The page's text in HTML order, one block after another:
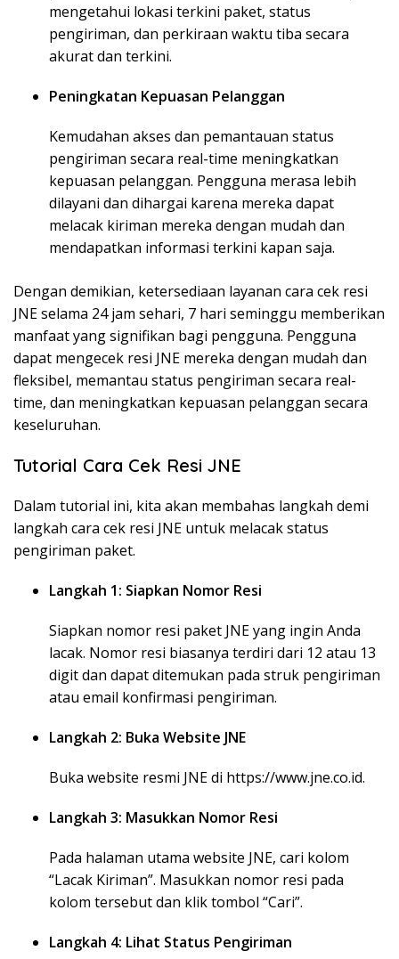
mengetahui lokasi terkini paket, status
pengiriman, dan perkiraan waktu tiba secara
akurat dan terkini.
Peningkatan Kepuasan Pelanggan
Kemudahan akses dan pemantauan status
pengiriman secara real-time meningkatkan
kepuasan pelanggan. Pengguna merasa lebih
dilayani dan dihargai karena mereka dapat
melacak kiriman mereka dengan mudah dan
mendapatkan informasi terkini kapan saja.
Dengan demikian, ketersediaan layanan cara cek resi
JNE selama 24 jam sehari, 7 hari seminggu memberikan
manfaat yang signifikan bagi pengguna. Pengguna
dapat mengecek resi JNE mereka dengan mudah dan
fleksibel, memantau status pengiriman secara real-
time, dan meningkatkan kepuasan pelanggan secara
keseluruhan.
Tutorial Cara Cek Resi JNE
Dalam tutorial ini, kita akan membahas langkah demi
langkah cara cek resi JNE untuk melacak status
pengiriman paket.
Langkah 1: Siapkan Nomor Resi
Siapkan nomor resi paket JNE yang ingin Anda
lacak. Nomor resi biasanya terdiri dari 12 atau 13
digit dan dapat ditemukan pada struk pengiriman
atau email konfirmasi pengiriman.
Langkah 2: Buka Website JNE
Buka website resmi JNE di https://www.jne.co.id.
Langkah 3: Masukkan Nomor Resi
Pada halaman utama website JNE, cari kolom
“Lacak Kiriman”. Masukkan nomor resi pada
kolom tersebut dan klik tombol “Cari”.
Langkah 4: Lihat Status Pengiriman